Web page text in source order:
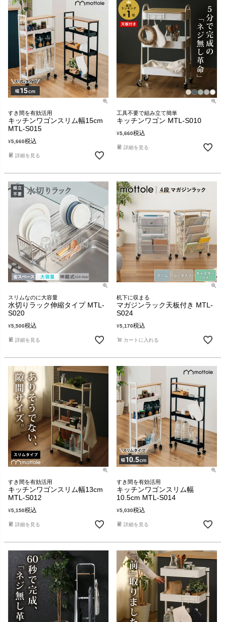
すき間を有効活用
キッチンワゴンスリム幅15cm
MTL-S015
¥5,660税込
詳細を見る
工具不要で組み立て簡単
キッチンワゴン MTL-S010
¥5,660税込
詳細を見る
スリムなのに大容量
水切りラック伸縮タイプ MTL-
S020
¥5,500税込
詳細を見る
机下に収まる
マガジンラック天板付き MTL-
S024
¥5,170税込
カートに入れる
すき間を有効活用
キッチンワゴンスリム幅13cm
MTL-S012
¥5,150税込
詳細を見る
すき間を有効活用
キッチンワゴンスリム幅
10.5cm MTL-S014
¥5,030税込
詳細を見る